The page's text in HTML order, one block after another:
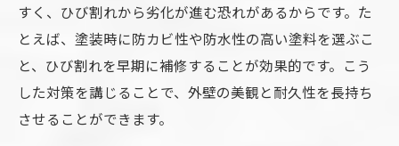
すく、ひび割れから劣化が進む恐れがあるからです。た
とえば、塗装時に防カビ性や防水性の高い塗料を選ぶこ
と、ひび割れを早期に補修することが効果的です。こう
した対策を講じることで、外壁の美観と耐久性を長持ち
させることができます。